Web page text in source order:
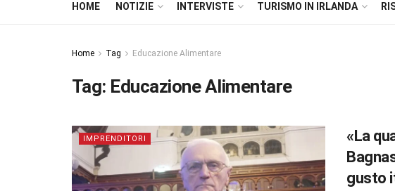
HOME NOTIZIE INTERVISTE TURISMO IN IRLANDA
Home Tag Educazione Alimentare
Tag: Educazione Alimentare
IMPRENDITORI
«La
gusto